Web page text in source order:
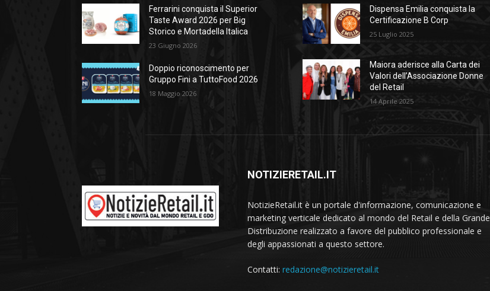
Ferrarini conquista il Superior
Taste Award 2026 per Big
Storico e Mortadella Italica
23 Giugno 2026
Doppio riconoscimento per
Gruppo Fini a TuttoFood 2026
18 Maggio 2026
Dispensa Emilia conquista la
Certificazione B Corp
25 Luglio 2025
Maiora aderisce alla Carta dei
Valori dell’Associazione Donne
del Retail
14 Aprile 2025
NOTIZIERETAIL.IT
NotizieRetail.it è un portale d'informazione, comunicazione e
marketing verticale dedicato al mondo del Retail e della Grande
Distribuzione realizzato a favore del pubblico professionale e
degli appassionati a questo settore.
Contatti: redazione@notizieretail.it